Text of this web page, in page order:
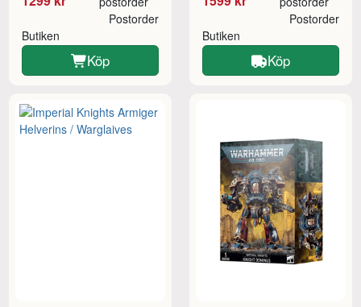
Butiken
Postorder
Köp
Butiken
Postorder
Köp